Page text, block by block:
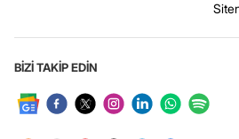
BİZİ TAKİP EDİN